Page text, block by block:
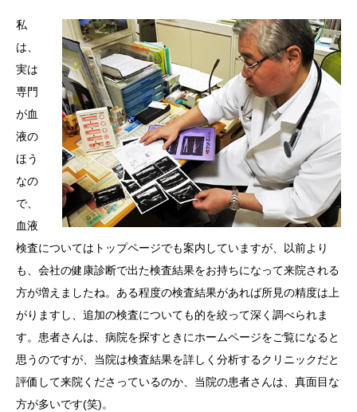
私
は、
実は
専門
が血
液の
ほう
なの
で、
血液
検査についてはトップページでも案内していますが、以前より
も、会社の健康診断で出た検査結果をお持ちになって来院される
方が増えましたね。ある程度の検査結果があれば所見の精度は上
がりますし、追加の検査についても的を絞って深く調べられま
す。患者さんは、病院を探すときにホームページをご覧になると
思うのですが、当院は検査結果を詳しく分析するクリニックだと
評価して来院くださっているのか、当院の患者さんは、真面目な
方が多いです(笑)。